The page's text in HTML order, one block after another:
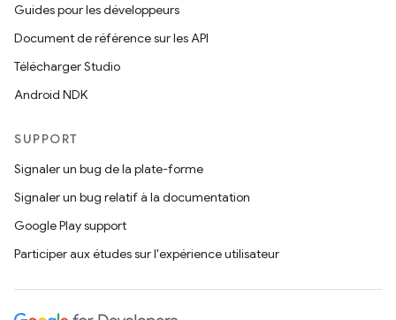
Guides pour les développeurs
Document de référence sur les API
Télécharger Studio
Android NDK
SUPPORT
Signaler un bug de la plate-forme
Signaler un bug relatif à la documentation
Google Play support
Participer aux études sur l'expérience utilisateur